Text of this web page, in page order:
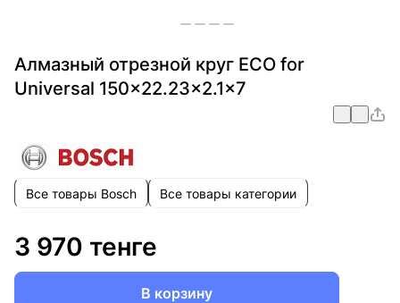
Алмазный отрезной круг ECO for
Universal 150x22.23x2.1x7
Все товары Bosch Все товары категории
3 970 тенге
В корзину